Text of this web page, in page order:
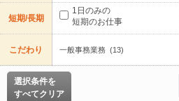
短期/長期
1日のみの
短期のお仕事
こだわり 一般事務業務 (13)
選択条件を
すべてクリア